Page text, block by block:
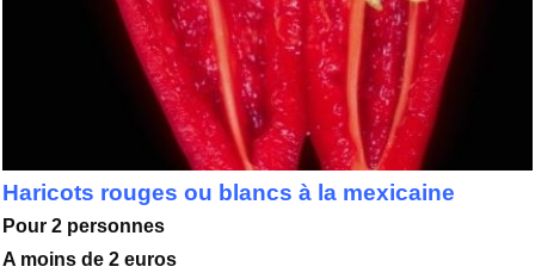
Haricots rouges ou blancs à la mexicaine
Pour 2 personnes
A moins de 2 euros